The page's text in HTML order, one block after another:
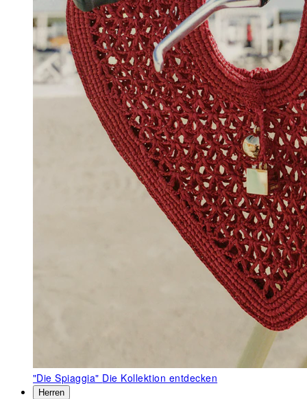
"Die Spiaggia" Die Kollektion entdecken
Herren